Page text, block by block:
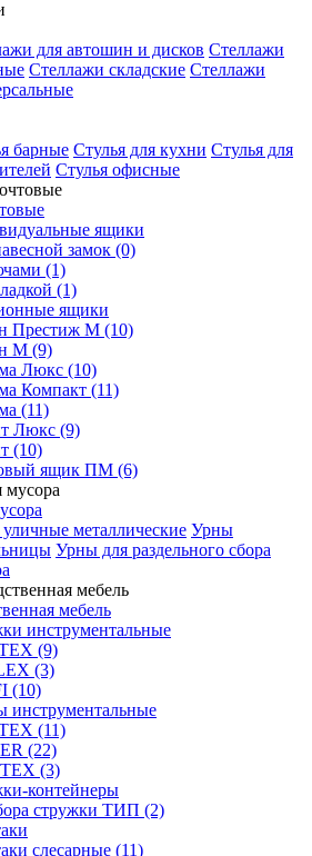
для автошин и дисков Стеллажи
Стеллажи складские Стеллажи
барные Стулья для кухни Стулья для
Стулья офисные
ящики
замок (0)
(1)
(1)
ящики
Престиж М (10)
М (9)
Люкс (10)
Компакт (11)
(11)
Люкс (9)
(10)
ящик ПМ (6)
металлические Урны
Урны для раздельного сбора
мебель
инструментальные
(9)
(3)
(10)
инструментальные
(11)
(22)
(3)
контейнеры
стружки ТИП (2)
слесарные (11)